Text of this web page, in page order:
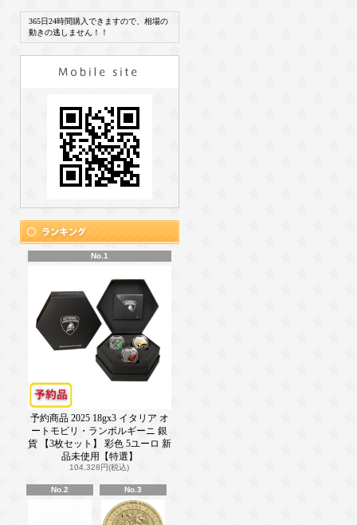
365日24時間購入できますので、相場の
動きの逃しません！！
No.1
予約商品 2025 18gx3 イタリア オ
ートモビリ・ランボルギーニ 銀
貨 【3枚セット】 彩色 5ユーロ 新
品未使用【特選】
104,328円(税込)
No.2 No.3